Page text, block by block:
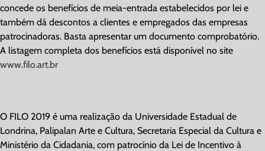
concede os benefícios de meia-entrada estabelecidos por lei e
também dá descontos a clientes e empregados das empresas
patrocinadoras. Basta apresentar um documento comprobatório.
A listagem completa dos benefícios está disponível no site
www.filo.art.br
O FILO 2019 é uma realização da Universidade Estadual de
Londrina, Palipalan Arte e Cultura, Secretaria Especial da Cultura e
Ministério da Cidadania, com patrocínio da Lei de Incentivo à